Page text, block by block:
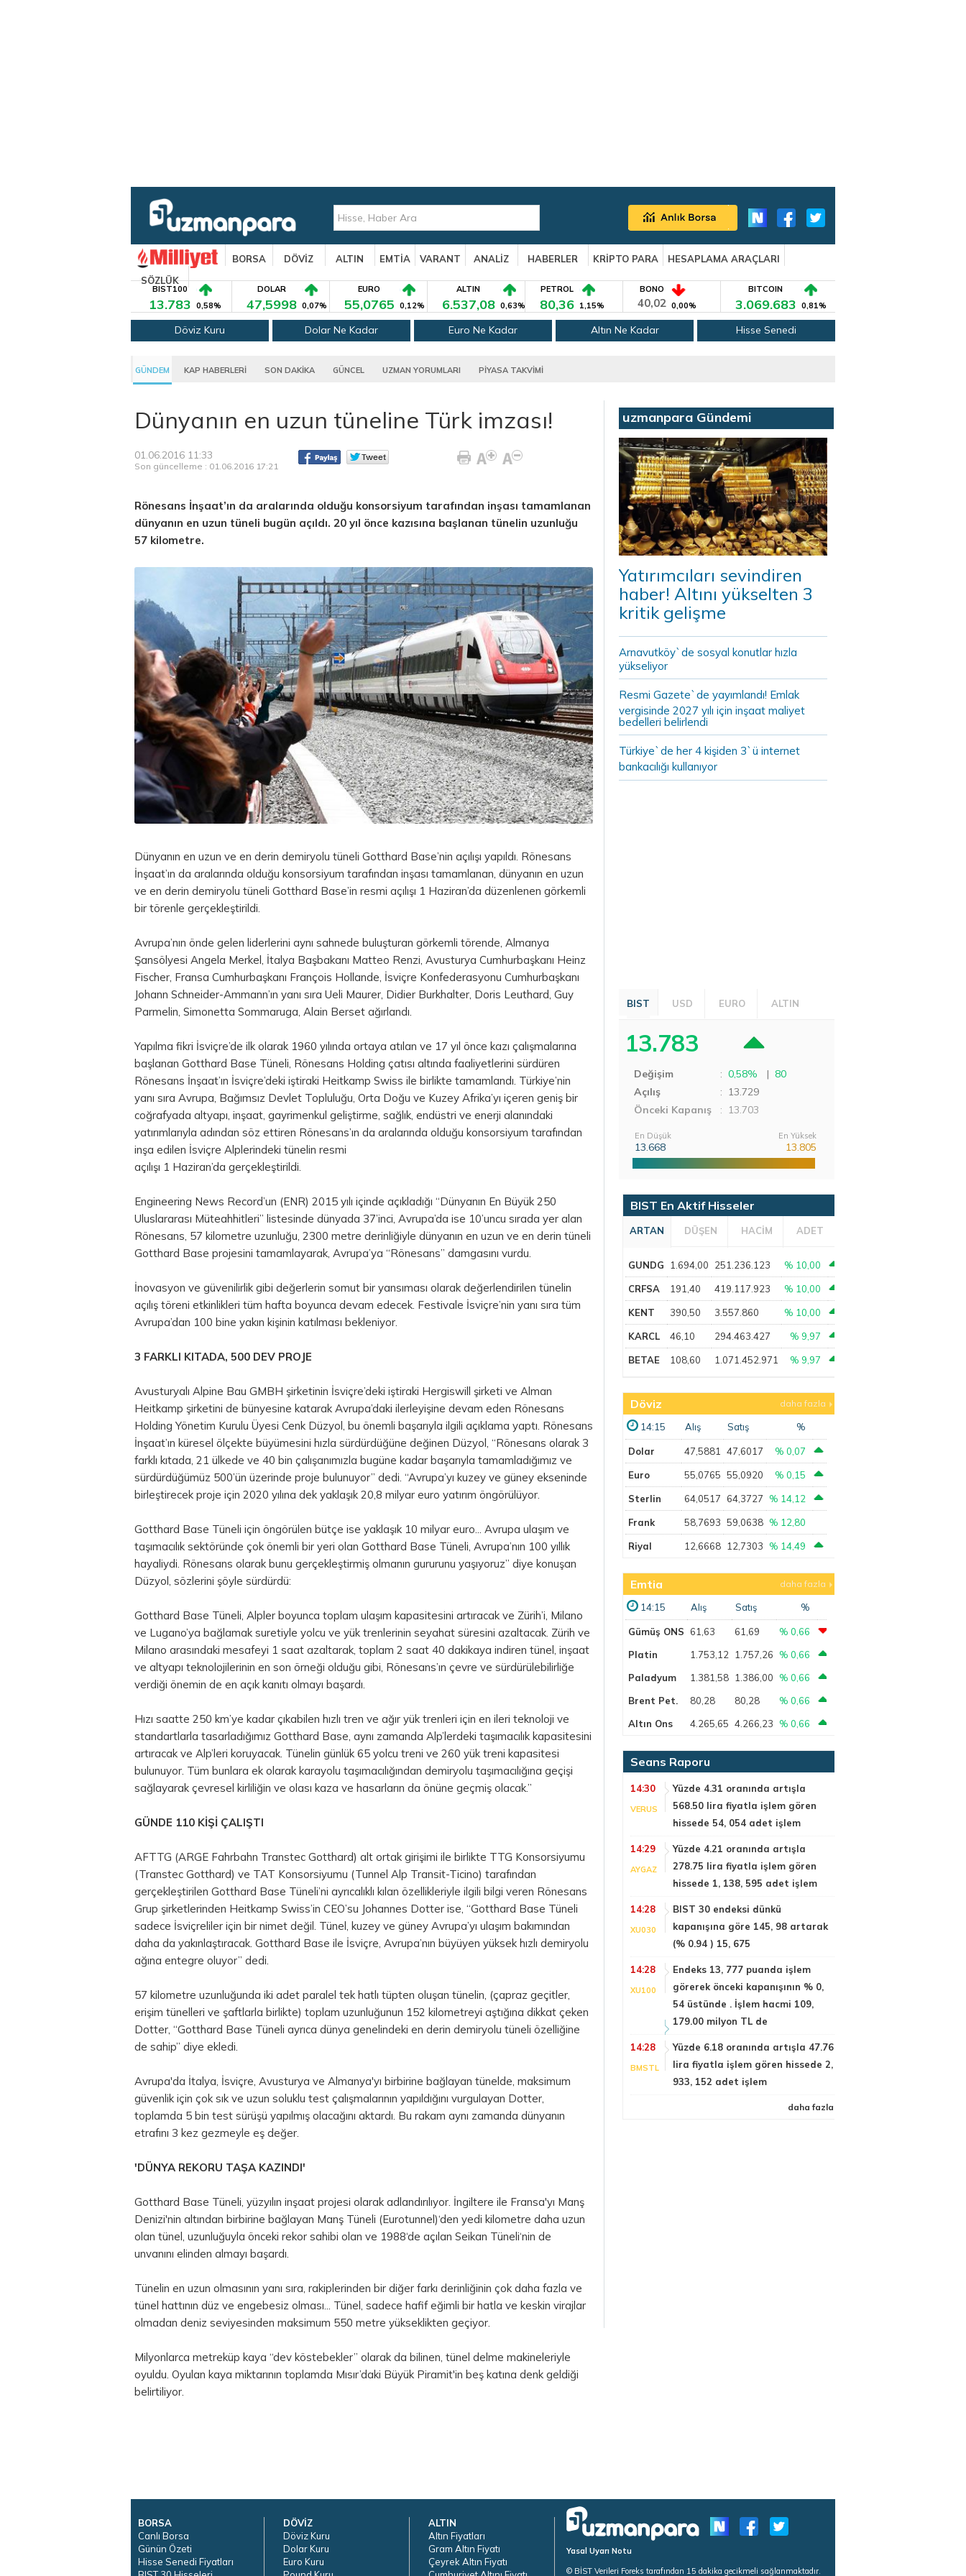
BORSA DÖVİZ ALTIN EMTİA VARANT ANALİZ HABERLER KRİPTO PARA
HESAPLAMA ARAÇLARI
SÖZLÜK
BIST100
13.783 0,58%
DOLAR
47,5998 0,07%
EURO
55,0765 0,12%
ALTIN
6.537,08 0,63%
PETROL
80,36 1,15%
BONO
40,02 0,00%
BITCOIN
3.069.683 0,81%
Döviz Kuru Dolar Ne Kadar Euro Ne Kadar Altın Ne Kadar Hisse Senedi
GÜNDEM KAP HABERLERİ SON DAKİKA GÜNCEL UZMAN YORUMLARI PİYASA TAKVİMİ
Dünyanın en uzun tüneline Türk imzası!
01.06.2016 11:33
Son güncelleme : 01.06.2016 17:21
Rönesans İnşaat’ın da aralarında olduğu konsorsiyum tarafından inşası tamamlanan
dünyanın en uzun tüneli bugün açıldı. 20 yıl önce kazısına başlanan tünelin uzunluğu
57 kilometre.
Dünyanın en uzun ve en derin demiryolu tüneli Gotthard Base’nin açılışı yapıldı. Rönesans
İnşaat’ın da aralarında olduğu konsorsiyum tarafından inşası tamamlanan, dünyanın en uzun
ve en derin demiryolu tüneli Gotthard Base’in resmi açılışı 1 Haziran’da düzenlenen görkemli
bir törenle gerçekleştirildi.
Avrupa’nın önde gelen liderlerini aynı sahnede buluşturan görkemli törende, Almanya
Şansölyesi Angela Merkel, İtalya Başbakanı Matteo Renzi, Avusturya Cumhurbaşkanı Heinz
Fischer, Fransa Cumhurbaşkanı François Hollande, İsviçre Konfederasyonu Cumhurbaşkanı
Johann Schneider-Ammann’ın yanı sıra Ueli Maurer, Didier Burkhalter, Doris Leuthard, Guy
Parmelin, Simonetta Sommaruga, Alain Berset ağırlandı.
Yapılma fikri İsviçre’de ilk olarak 1960 yılında ortaya atılan ve 17 yıl önce kazı çalışmalarına
başlanan Gotthard Base Tüneli, Rönesans Holding çatısı altında faaliyetlerini sürdüren
Rönesans İnşaat’ın İsviçre’deki iştiraki Heitkamp Swiss ile birlikte tamamlandı. Türkiye’nin
yanı sıra Avrupa, Bağımsız Devlet Topluluğu, Orta Doğu ve Kuzey Afrika’yı içeren geniş bir
coğrafyada altyapı, inşaat, gayrimenkul geliştirme, sağlık, endüstri ve enerji alanındaki
yatırımlarıyla adından söz ettiren Rönesans’ın da aralarında olduğu konsorsiyum tarafından
inşa edilen İsviçre Alplerindeki tünelin resmi
açılışı 1 Haziran’da gerçekleştirildi.
Engineering News Record’un (ENR) 2015 yılı içinde açıkladığı “Dünyanın En Büyük 250
Uluslararası Müteahhitleri” listesinde dünyada 37’inci, Avrupa’da ise 10’uncu sırada yer alan
Rönesans, 57 kilometre uzunluğu, 2300 metre derinliğiyle dünyanın en uzun ve en derin tüneli
Gotthard Base projesini tamamlayarak, Avrupa’ya “Rönesans” damgasını vurdu.
İnovasyon ve güvenilirlik gibi değerlerin somut bir yansıması olarak değerlendirilen tünelin
açılış töreni etkinlikleri tüm hafta boyunca devam edecek. Festivale İsviçre’nin yanı sıra tüm
Avrupa’dan 100 bine yakın kişinin katılması bekleniyor.
3 FARKLI KITADA, 500 DEV PROJE
Avusturyalı Alpine Bau GMBH şirketinin İsviçre’deki iştiraki Hergiswill şirketi ve Alman
Heitkamp şirketini de bünyesine katarak Avrupa’daki ilerleyişine devam eden Rönesans
Holding Yönetim Kurulu Üyesi Cenk Düzyol, bu önemli başarıyla ilgili açıklama yaptı. Rönesans
İnşaat’ın küresel ölçekte büyümesini hızla sürdürdüğüne değinen Düzyol, “Rönesans olarak 3
farklı kıtada, 21 ülkede ve 40 bin çalışanımızla bugüne kadar başarıyla tamamladığımız ve
sürdürdüğümüz 500’ün üzerinde proje bulunuyor” dedi. “Avrupa’yı kuzey ve güney ekseninde
birleştirecek proje için 2020 yılına dek yaklaşık 20,8 milyar euro yatırım öngörülüyor.
Gotthard Base Tüneli için öngörülen bütçe ise yaklaşık 10 milyar euro... Avrupa ulaşım ve
taşımacılık sektöründe çok önemli bir yeri olan Gotthard Base Tüneli, Avrupa’nın 100 yıllık
hayaliydi. Rönesans olarak bunu gerçekleştirmiş olmanın gururunu yaşıyoruz” diye konuşan
Düzyol, sözlerini şöyle sürdürdü:
Gotthard Base Tüneli, Alpler boyunca toplam ulaşım kapasitesini artıracak ve Zürih’i, Milano
ve Lugano’ya bağlamak suretiyle yolcu ve yük trenlerinin seyahat süresini azaltacak. Zürih ve
Milano arasındaki mesafeyi 1 saat azaltarak, toplam 2 saat 40 dakikaya indiren tünel, inşaat
ve altyapı teknolojilerinin en son örneği olduğu gibi, Rönesans’ın çevre ve sürdürülebilirliğe
verdiği önemin de en açık kanıtı olmayı başardı.
Hızı saatte 250 km’ye kadar çıkabilen hızlı tren ve ağır yük trenleri için en ileri teknoloji ve
standartlarla tasarladığımız Gotthard Base, aynı zamanda Alp’lerdeki taşımacılık kapasitesini
artıracak ve Alp’leri koruyacak. Tünelin günlük 65 yolcu treni ve 260 yük treni kapasitesi
bulunuyor. Tüm bunlara ek olarak karayolu taşımacılığından demiryolu taşımacılığına geçişi
sağlayarak çevresel kirliliğin ve olası kaza ve hasarların da önüne geçmiş olacak.”
GÜNDE 110 KİŞİ ÇALIŞTI
AFTTG (ARGE Fahrbahn Transtec Gotthard) alt ortak girişimi ile birlikte TTG Konsorsiyumu
(Transtec Gotthard) ve TAT Konsorsiyumu (Tunnel Alp Transit-Ticino) tarafından
gerçekleştirilen Gotthard Base Tüneli’ni ayrıcalıklı kılan özellikleriyle ilgili bilgi veren Rönesans
Grup şirketlerinden Heitkamp Swiss’in CEO’su Johannes Dotter ise, “Gotthard Base Tüneli
sadece İsviçreliler için bir nimet değil. Tünel, kuzey ve güney Avrupa’yı ulaşım bakımından
daha da yakınlaştıracak. Gotthard Base ile İsviçre, Avrupa’nın büyüyen yüksek hızlı demiryolu
ağına entegre oluyor” dedi.
57 kilometre uzunluğunda iki adet paralel tek hatlı tüpten oluşan tünelin, (çapraz geçitler,
erişim tünelleri ve şaftlarla birlikte) toplam uzunluğunun 152 kilometreyi aştığına dikkat çeken
Dotter, “Gotthard Base Tüneli ayrıca dünya genelindeki en derin demiryolu tüneli özelliğine
de sahip” diye ekledi.
Avrupa'da İtalya, İsviçre, Avusturya ve Almanya'yı birbirine bağlayan tünelde, maksimum
güvenlik için çok sık ve uzun soluklu test çalışmalarının yapıldığını vurgulayan Dotter,
toplamda 5 bin test sürüşü yapılmış olacağını aktardı. Bu rakam aynı zamanda dünyanın
etrafını 3 kez gezmeyle eş değer.
'DÜNYA REKORU TAŞA KAZINDI'
Gotthard Base Tüneli, yüzyılın inşaat projesi olarak adlandırılıyor. İngiltere ile Fransa'yı Manş
Denizi'nin altından birbirine bağlayan Manş Tüneli (Eurotunnel)‘den yedi kilometre daha uzun
olan tünel, uzunluğuyla önceki rekor sahibi olan ve 1988‘de açılan Seikan Tüneli‘nin de
unvanını elinden almayı başardı.
Tünelin en uzun olmasının yanı sıra, rakiplerinden bir diğer farkı derinliğinin çok daha fazla ve
tünel hattının düz ve engebesiz olması... Tünel, sadece hafif eğimli bir hatla ve keskin virajlar
olmadan deniz seviyesinden maksimum 550 metre yükseklikten geçiyor.
Milyonlarca metreküp kaya “dev köstebekler” olarak da bilinen, tünel delme makineleriyle
oyuldu. Oyulan kaya miktarının toplamda Mısır’daki Büyük Piramit'in beş katına denk geldiği
belirtiliyor.
uzmanpara Gündemi
Yatırımcıları sevindiren
haber! Altını yükselten 3
kritik gelişme
Arnavutköy`de sosyal konutlar hızla
yükseliyor
Resmi Gazete`de yayımlandı! Emlak
vergisinde 2027 yılı için inşaat maliyet
bedelleri belirlendi
Türkiye`de her 4 kişiden 3`ü internet
bankacılığı kullanıyor
BIST USD EURO ALTIN
13.783
Değişim : 0,58% | 80
Açılış
: 13.729
Önceki Kapanış
: 13.703
En Düşük
13.668
En Yüksek
13.805
BIST En Aktif Hisseler
ARTAN DÜŞEN HACİM ADET
GUNDG 1.694,00 251.236.123 % 10,00
CRFSA 191,40 419.117.923 % 10,00
KENT 390,50 3.557.860 % 10,00
KARCL 46,10 294.463.427 % 9,97
BETAE 108,60 1.071.452.971 % 9,97
Döviz daha fazla
14:15 Alış Satış %
Dolar 47,5881 47,6017 % 0,07
Euro 55,0765 55,0920 % 0,15
Sterlin 64,0517 64,3727 % 14,12
Frank 58,7693 59,0638 % 12,80
Riyal 12,6668 12,7303 % 14,49
Emtia daha fazla
14:15 Alış Satış %
Gümüş ONS 61,63 61,69
% 0,66
Platin
1.753,12 1.757,26
% 0,66
Paladyum
1.381,58 1.386,00
% 0,66
Brent Pet.
80,28 80,28
% 0,66
Altın Ons
4.265,65 4.266,23 % 0,66
Seans Raporu
14:30
VERUS
Yüzde 4.31 oranında artışla
568.50 lira fiyatla işlem gören
hissede 54, 054 adet işlem
14:29
AYGAZ
Yüzde 4.21 oranında artışla
278.75 lira fiyatla işlem gören
hissede 1, 138, 595 adet işlem
14:28
XU030
BIST 30 endeksi dünkü
kapanışına göre 145, 98 artarak
(% 0.94 ) 15, 675
14:28
XU100
Endeks 13, 777 puanda işlem
görerek önceki kapanışının % 0,
54 üstünde . İşlem hacmi 109,
179.00 milyon TL de
14:28
BMSTL
Yüzde 6.18 oranında artışla 47.76
lira fiyatla işlem gören hissede 2,
933, 152 adet işlem
daha fazla
BORSA
Canlı Borsa
Günün Özeti
Hisse Senedi Fiyatları
DÖVİZ
Döviz Kuru
Dolar Kuru
Euro Kuru
ALTIN
Altın Fiyatları
Gram Altın Fiyatı
Çeyrek Altın Fiyatı
Yasal Uyarı Notu
© BİST Verileri Foreks tarafından 15 dakika gecikmeli sağlanmaktadır.